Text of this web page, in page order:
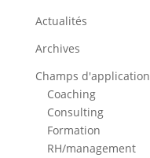
Actualités
Archives
Champs d'application
Coaching
Consulting
Formation
RH/management